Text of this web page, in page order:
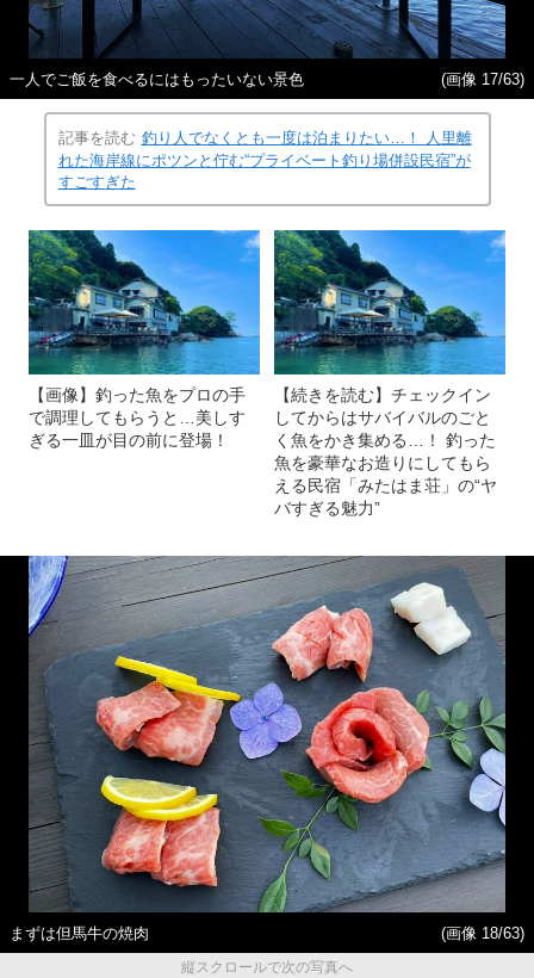
一人でご飯を食べるにはもったいない景色 (画像 17/63)
記事を読む 釣り人でなくとも一度は泊まりたい…！ 人里離
れた海岸線にポツンと佇む“プライベート釣り場併設民宿”が
すごすぎた
【画像】釣った魚をプロの手
で調理してもらうと…美しす
ぎる一皿が目の前に登場！
【続きを読む】チェックイン
してからはサバイバルのごと
く魚をかき集める…！ 釣った
魚を豪華なお造りにしてもら
える民宿「みたはま荘」の“ヤ
バすぎる魅力”
まずは但馬牛の焼肉
(画像 18/63)
縦スクロールで次の写真へ